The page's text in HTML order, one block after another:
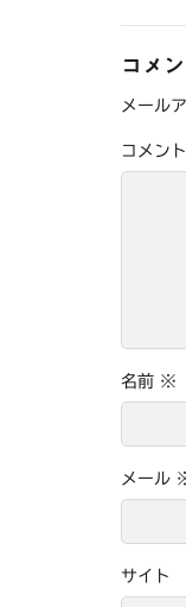
コメ
メール
コメント
名前 ※
メール
サイト